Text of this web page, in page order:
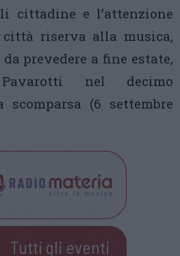
cittadine e l’attenzione
riserva alla musica,
prevedere a fine estate,
nel decimo
scomparsa (6 settembre
Tutti gli eventi